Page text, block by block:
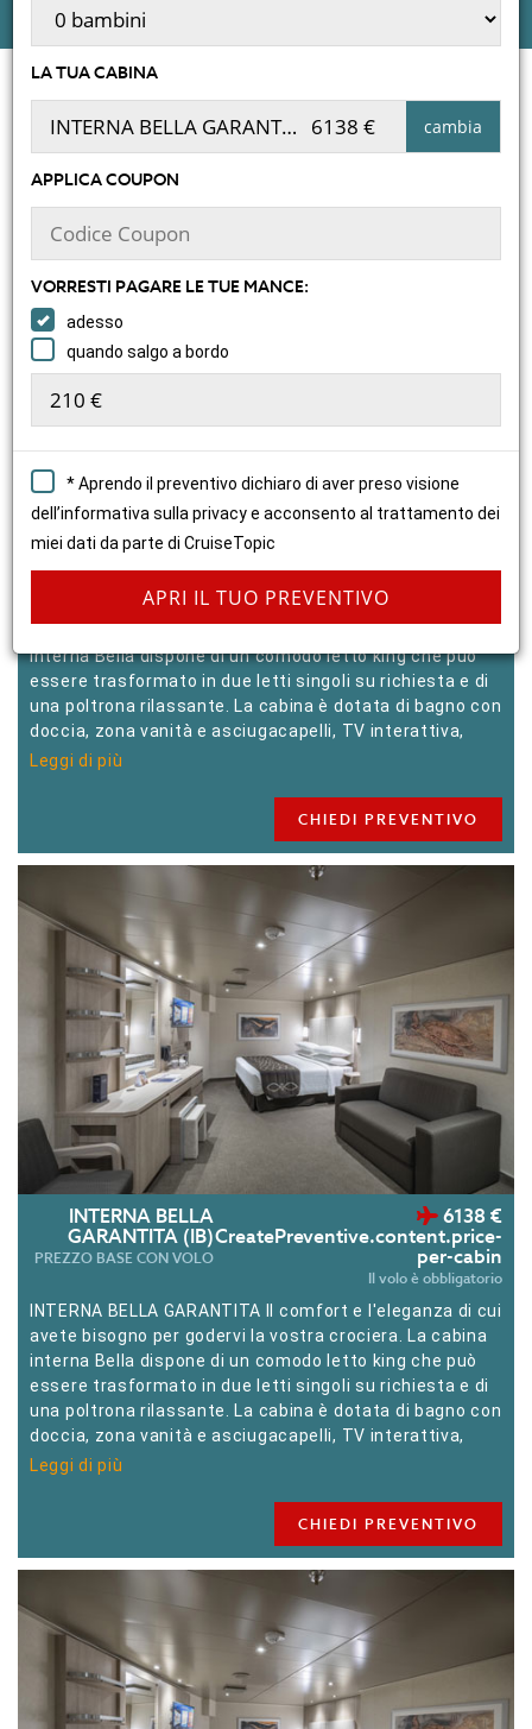
DURATA:
7 NOTTI
INTERNA BELLA
GARANTITA (IB)
PREZZO BASE
CreatePreventive.content.price-
per-cabin
INTERNA BELLA GARANTITA Il comfort e l'eleganza di cui
interna Bella dispone di un comodo letto king che può
essere trasformato in due letti singoli su richiesta e di
una poltrona rilassante. La cabina è dotata di bagno con
doccia, zona vanità e asciugacapelli, TV interattiva,
telefono, cassaforte e mini-bar.
Leggi di più
CHIEDI PREVENTIVO
INTERNA BELLA
GARANTITA (IB)
PREZZO BASE CON VOLO
6138 €
CreatePreventive.content.price-
per-cabin
Il volo è obbligatorio
INTERNA BELLA GARANTITA Il comfort e l'eleganza di cui
avete bisogno per godervi la vostra crociera. La cabina
interna Bella dispone di un comodo letto king che può
essere trasformato in due letti singoli su richiesta e di
una poltrona rilassante. La cabina è dotata di bagno con
doccia, zona vanità e asciugacapelli, TV interattiva,
telefono, cassaforte e mini-bar.
Leggi di più
CHIEDI PREVENTIVO
LA TUA CABINA
INTERNA BELLA GARANTITA 6138 € cambia
APPLICA COUPON
VORRESTI PAGARE LE TUE MANCE:
adesso
quando salgo a bordo
* Aprendo il preventivo dichiaro di aver preso visione
dell’informativa sulla privacy e acconsento al trattamento dei
miei dati da parte di CruiseTopic
APRI IL TUO PREVENTIVO